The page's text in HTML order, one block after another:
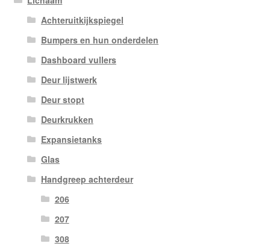
Achteruitkijkspiegel
Bumpers en hun onderdelen
Dashboard vullers
Deur lijstwerk
Deur stopt
Deurkrukken
Expansietanks
Glas
Handgreep achterdeur
206
207
308